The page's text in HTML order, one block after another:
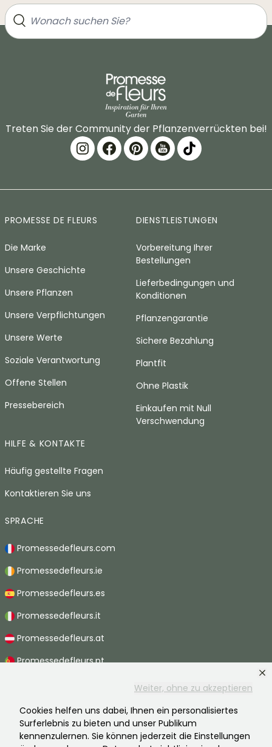
Weiter, ohne zu akzeptieren
Cookies helfen uns dabei, Ihnen ein personalisiertes
Surferlebnis zu bieten und unser Publikum
kennenzulernen. Sie können jederzeit die Einstellungen
Treten Sie der Community der Pflanzenverrückten bei!
PROMESSE DE FLEURS
Die Marke
Unsere Geschichte
Unsere Pflanzen
Unsere Verpflichtungen
Unsere Werte
Soziale Verantwortung
Offene Stellen
Pressebereich
DIENSTLEISTUNGEN
Vorbereitung Ihrer
Bestellungen
Lieferbedingungen und
Konditionen
Pflanzengarantie
Sichere Bezahlung
Plantfit
Ohne Plastik
Einkaufen mit Null
Verschwendung
HILFE & KONTAKTE
Häufig gestellte Fragen
Kontaktieren Sie uns
SPRACHE
Promessedefleurs.com
Promessedefleurs.ie
Promessedefleurs.es
Promessedefleurs.it
Promessedefleurs.at
Promessedefleurs.pt
Promessedefleurs.be
Promessedefleurs.ch